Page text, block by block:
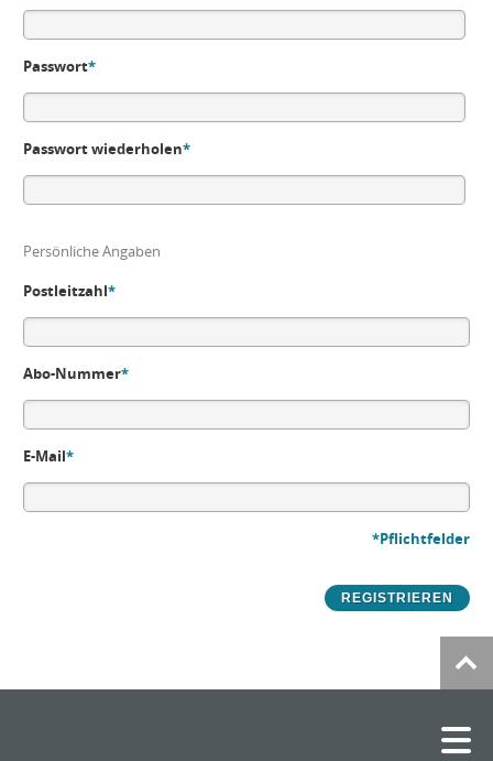
Passwort*
Passwort wiederholen*
Persönliche Angaben
Postleitzahl*
Abo-Nummer*
E-Mail*
*Pflichtfelder